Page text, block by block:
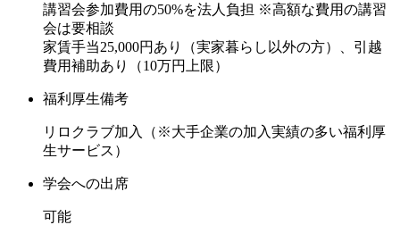
講習会参加費用の50%を法人負担 ※高額な費用の講習
会は要相談
家賃手当25,000円あり（実家暮らし以外の方）、引越
費用補助あり（10万円上限）
福利厚生備考
リロクラブ加入（※大手企業の加入実績の多い福利厚
生サービス）
学会への出席
可能